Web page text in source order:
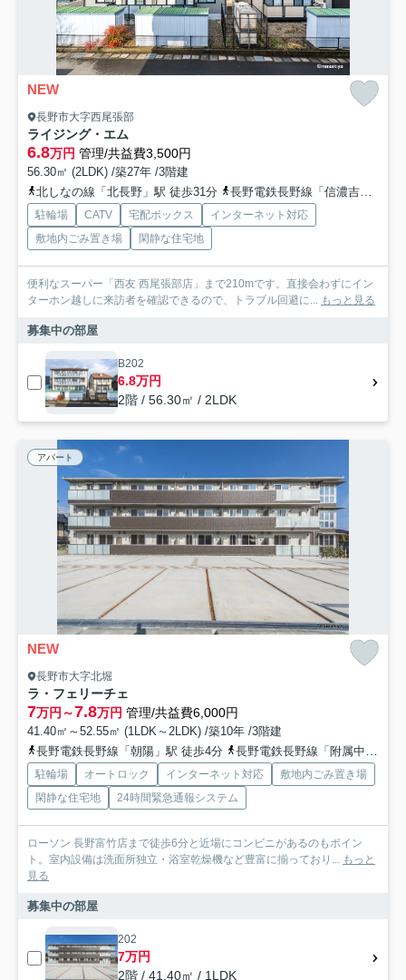
NEW
長野市大字西尾張部
ライジング・エム
6.8万円 管理/共益費3,500円
56.30㎡ (2LDK) /築27年 /3階建
北しなの線「北長野」駅 徒歩31分
長野電鉄長野線「信濃吉田」駅 徒歩33分
駐輪場 CATV 宅配ボックス
インターネット対応
敷地内ごみ置き場
閑静な住宅地
便利なスーパー「西友 西尾張部店」まで210mです。直接会わずにイン
ターホン越しに来訪者を確認できるので、トラブル回避に... もっと見る
募集中の部屋
B202
6.8万円
2階 / 56.30㎡ / 2LDK
アパート
NEW
長野市大字北堀
ラ・フェリーチェ
7万円～7.8万円 管理/共益費6,000円
41.40㎡～52.55㎡ (1LDK～2LDK) /築10年 /3階建
長野電鉄長野線「朝陽」駅 徒歩4分
長野電鉄長野線「附属中学前」駅 徒歩15分
駐輪場 オートロック インターネット対応
敷地内ごみ置き場
閑静な住宅地
24時間緊急通報システム
ローソン 長野富竹店まで徒歩6分と近場にコンビニがあるのもポイン
ト。室内設備は洗面所独立・浴室乾燥機など豊富に揃っており... もっと
見る
募集中の部屋
202
7万円
2階 / 41.40㎡ / 1LDK